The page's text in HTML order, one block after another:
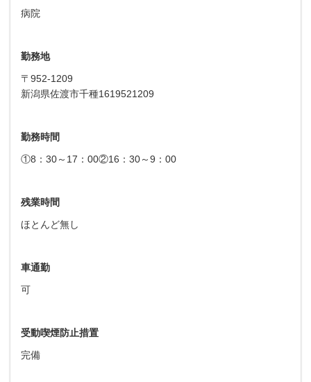
病院
勤務地
〒952-1209
新潟県佐渡市千種1619521209
勤務時間
①8：30～17：00②16：30～9：00
残業時間
ほとんど無し
車通勤
可
受動喫煙防止措置
完備